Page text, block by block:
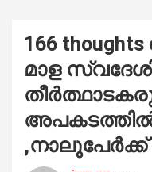
166 thoughts
മാള
അപകടത്തിൽ